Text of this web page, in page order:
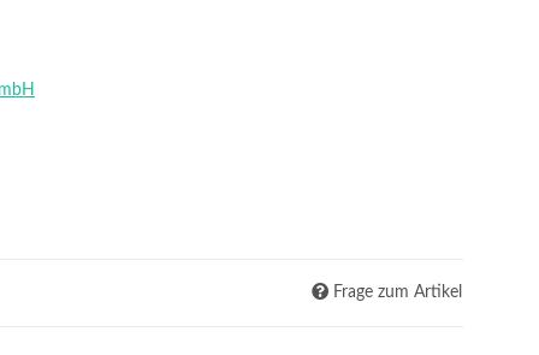
Frage zum Artikel